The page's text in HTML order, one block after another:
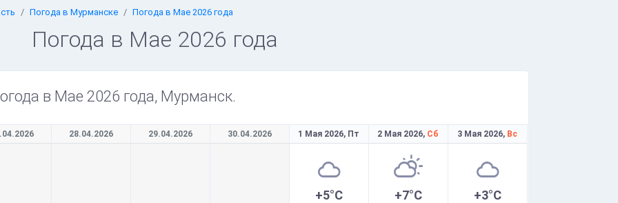
Погода в Мурманске Погода в Мае 2026 года
Погода в Мае 2026 года
в Мае 2026 года, Мурманск.
28.04.2026 29.04.2026 30.04.2026 1 Мая 2026, Пт
+5°C
2 Мая 2026, Сб
+7°C
3 Мая 2026, Вс
+3°C